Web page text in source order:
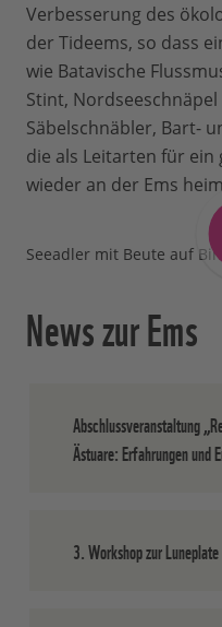
Verbesserung des
der Tideems, so dass
wie Batavische
Stint,
Säbelschnäbler, Bart-
die als Leitarten für ein
wieder an der Ems
Seeadler mit Beute auf
News zur Ems
Abschlussveranstaltung
Ästuare: Erfahrungen und
Projekts war es,
3. Workshop zur Luneplate